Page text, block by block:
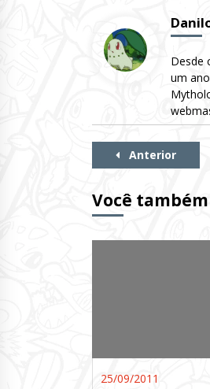
Desde
um
Continue
Anterior
Você
25/09/2011